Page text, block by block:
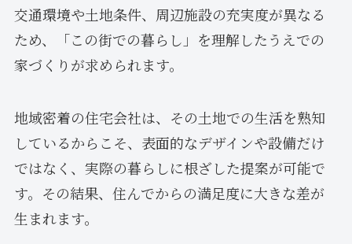
交通環境や土地条件、周辺施設の充実度が異なる
ため、「この街での暮らし」を理解したうえでの
家づくりが求められます。
地域密着の住宅会社は、その土地での生活を熟知
しているからこそ、表面的なデザインや設備だけ
ではなく、実際の暮らしに根ざした提案が可能で
す。その結果、住んでからの満足度に大きな差が
生まれます。